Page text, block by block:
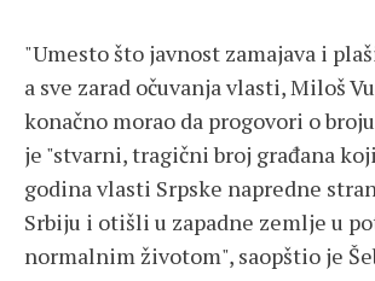
"​Umesto što javnost zamajava i
a sve zarad očuvanja vlasti, Miloš
konačno morao da progovori o
je "stvarni, tragični broj građana
godina vlasti Srpske napredne
Srbiju i otišli u zapadne zemlje u
normalnim životom", saopštio je